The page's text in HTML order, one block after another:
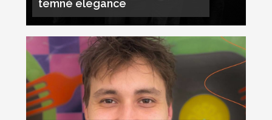
temné elegance